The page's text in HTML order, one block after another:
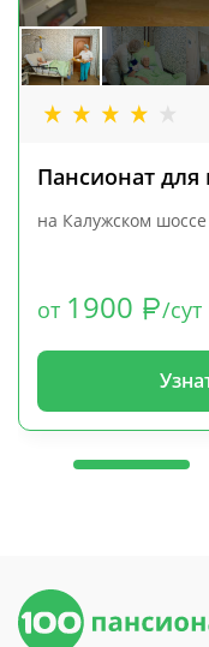
Пансионат
на Калужском шоссе
от 1900 /сут